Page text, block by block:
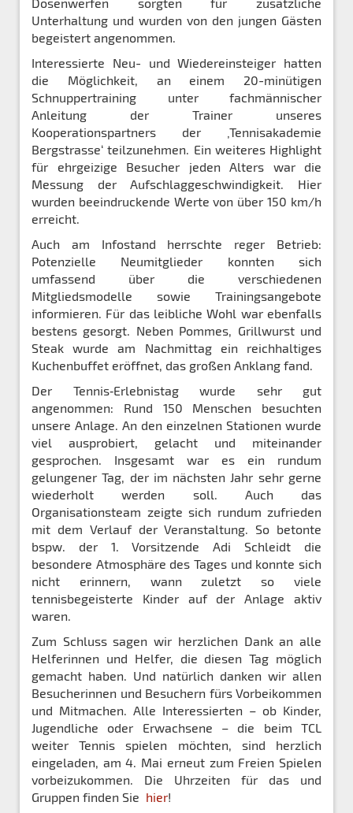
Unterhaltung und wurden von den jungen Gästen
begeistert angenommen.
Interessierte Neu- und Wiedereinsteiger hatten
die Möglichkeit, an einem 20-minütigen
Schnuppertraining unter fachmännischer
Anleitung der Trainer unseres
Kooperationspartners der ‚Tennisakademie
Bergstrasse‘ teilzunehmen. Ein weiteres Highlight
für ehrgeizige Besucher jeden Alters war die
Messung der Aufschlaggeschwindigkeit. Hier
wurden beeindruckende Werte von über 150 km/h
erreicht.
Auch am Infostand herrschte reger Betrieb:
Potenzielle Neumitglieder konnten sich
umfassend über die verschiedenen
Mitgliedsmodelle sowie Trainingsangebote
informieren. Für das leibliche Wohl war ebenfalls
bestens gesorgt. Neben Pommes, Grillwurst und
Steak wurde am Nachmittag ein reichhaltiges
Kuchenbuffet eröffnet, das großen Anklang fand.
Der Tennis‑Erlebnistag wurde sehr gut
angenommen: Rund 150 Menschen besuchten
unsere Anlage. An den einzelnen Stationen wurde
viel ausprobiert, gelacht und miteinander
gesprochen. Insgesamt war es ein rundum
gelungener Tag, der im nächsten Jahr sehr gerne
wiederholt werden soll. Auch das
Organisationsteam zeigte sich rundum zufrieden
mit dem Verlauf der Veranstaltung. So betonte
bspw. der 1. Vorsitzende Adi Schleidt die
besondere Atmosphäre des Tages und konnte sich
nicht erinnern, wann zuletzt so viele
tennisbegeisterte Kinder auf der Anlage aktiv
waren.
Zum Schluss sagen wir herzlichen Dank an alle
Helferinnen und Helfer, die diesen Tag möglich
gemacht haben. Und natürlich danken wir allen
Besucherinnen und Besuchern fürs Vorbeikommen
und Mitmachen. Alle Interessierten – ob Kinder,
Jugendliche oder Erwachsene – die beim TCL
weiter Tennis spielen möchten, sind herzlich
eingeladen, am 4. Mai erneut zum Freien Spielen
vorbeizukommen. Die Uhrzeiten für das und
Gruppen finden Sie hier!